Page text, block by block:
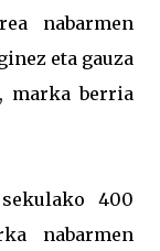
nabarmen
eta gauza
marka berria
400
nabarmen